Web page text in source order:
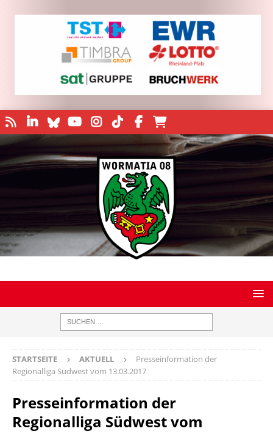
STARTSEITE AKTUELL
Presseinformation der
Regionalliga Südwest vom 13.03.2017
Presseinformation der
Regionalliga Südwest vom